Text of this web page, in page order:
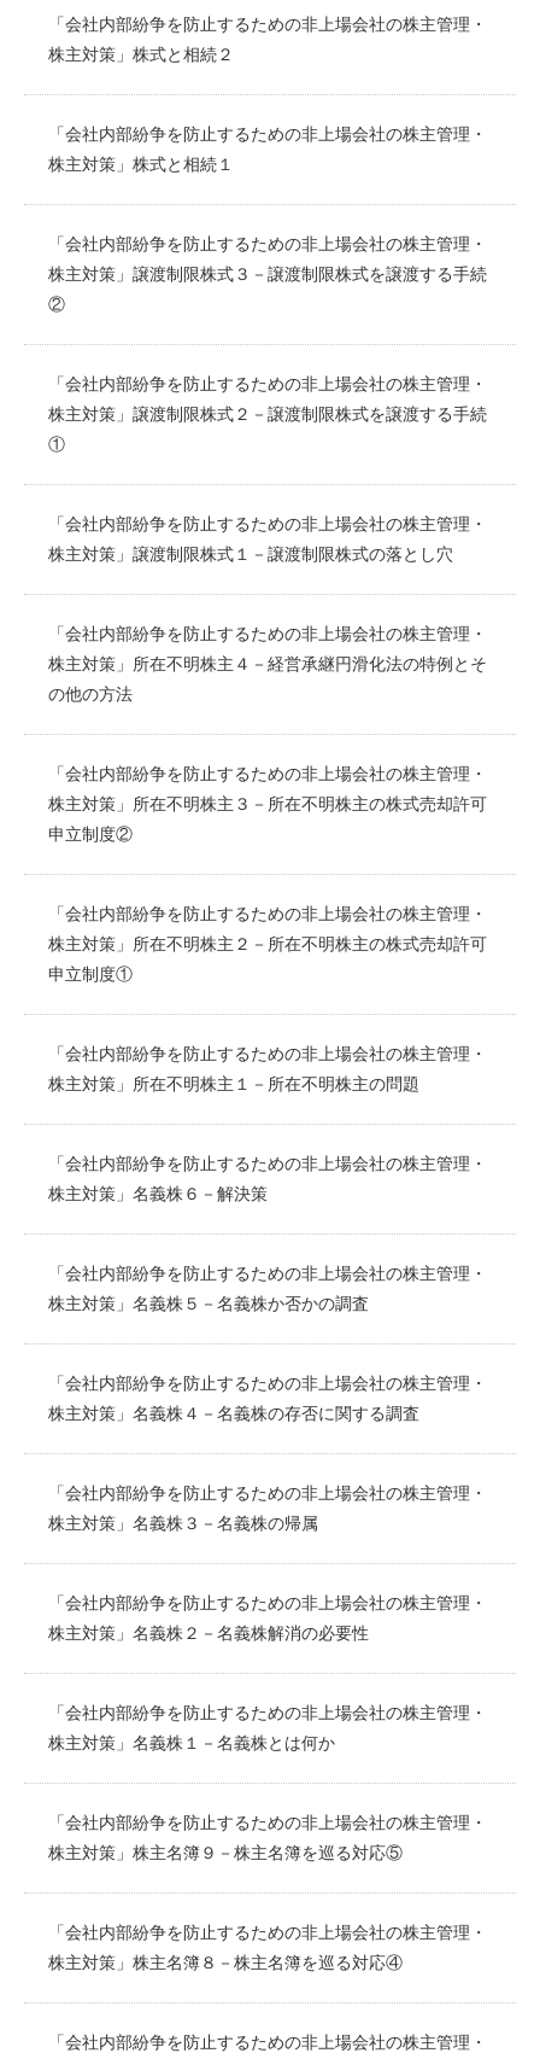
「会社内部紛争を防止するための非上場会社の株主管理・
株主対策」株式と相続２
「会社内部紛争を防止するための非上場会社の株主管理・
株主対策」株式と相続１
「会社内部紛争を防止するための非上場会社の株主管理・
株主対策」譲渡制限株式３－譲渡制限株式を譲渡する手続
②
「会社内部紛争を防止するための非上場会社の株主管理・
株主対策」譲渡制限株式２－譲渡制限株式を譲渡する手続
①
「会社内部紛争を防止するための非上場会社の株主管理・
株主対策」譲渡制限株式１－譲渡制限株式の落とし穴
「会社内部紛争を防止するための非上場会社の株主管理・
株主対策」所在不明株主４－経営承継円滑化法の特例とそ
の他の方法
「会社内部紛争を防止するための非上場会社の株主管理・
株主対策」所在不明株主３－所在不明株主の株式売却許可
申立制度②
「会社内部紛争を防止するための非上場会社の株主管理・
株主対策」所在不明株主２－所在不明株主の株式売却許可
申立制度①
「会社内部紛争を防止するための非上場会社の株主管理・
株主対策」所在不明株主１－所在不明株主の問題
「会社内部紛争を防止するための非上場会社の株主管理・
株主対策」名義株６－解決策
「会社内部紛争を防止するための非上場会社の株主管理・
株主対策」名義株５－名義株か否かの調査
「会社内部紛争を防止するための非上場会社の株主管理・
株主対策」名義株４－名義株の存否に関する調査
「会社内部紛争を防止するための非上場会社の株主管理・
株主対策」名義株３－名義株の帰属
「会社内部紛争を防止するための非上場会社の株主管理・
株主対策」名義株２－名義株解消の必要性
「会社内部紛争を防止するための非上場会社の株主管理・
株主対策」名義株１－名義株とは何か
「会社内部紛争を防止するための非上場会社の株主管理・
株主対策」株主名簿９－株主名簿を巡る対応⑤
「会社内部紛争を防止するための非上場会社の株主管理・
株主対策」株主名簿８－株主名簿を巡る対応④
「会社内部紛争を防止するための非上場会社の株主管理・